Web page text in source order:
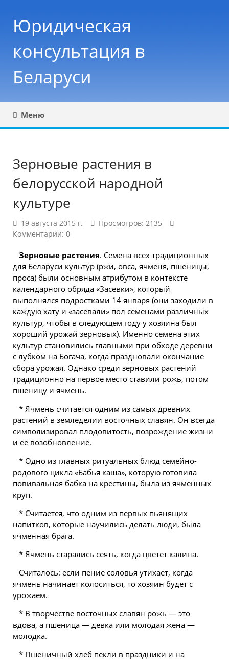
Юридическая
консультация в
Беларуси
Меню
Зерновые растения в
белорусской народной
культуре
19 августа 2015 г.
Просмотров: 2135
Комментарии: 0
Зерновые растения. Семена всех традиционных
для Беларуси культур (ржи, овса, ячменя, пшеницы,
проса) были основным атрибутом в контексте
календарного обряда «Засевки», который
выполнялся подростками 14 января (они заходили в
каждую хату и «засевали» пол семенами различных
культур, чтобы в следующем году у хозяина был
хороший урожай зерновых). Именно семена этих
культур становились главными при обходе деревни
с лубком на Богача, когда праздновали окончание
сбора урожая. Однако среди зерновых растений
традиционно на первое место ставили рожь, потом
пшеницу и ячмень.
* Ячмень считается одним из самых древних
растений в земледелии восточных славян. Он всегда
символизировал плодовитость, возрождение жизни
и ее возобновление.
* Одно из главных ритуальных блюд семейно-
родового цикла «Бабья каша», которую готовила
повивальная бабка на крестины, была из ячменных
круп.
* Считается, что одним из первых пьянящих
напитков, которые научились делать люди, была
ячменная брага.
* Ячмень старались сеять, когда цветет калина.
Считалось: если пение соловья утихает, когда
ячмень начинает колоситься, то хозяин будет с
урожаем.
* В творчестве восточных славян рожь — это
вдова, а пшеница — девка или молодая жена —
молодка.
* Пшеничный хлеб пекли в праздники и на